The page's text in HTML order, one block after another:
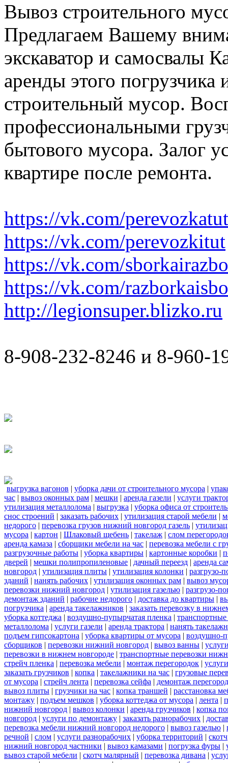
Вывоз строительного
Предлагаем Вашему
экскаватор и самосвалы
аренды этого
строительный мусор.
профессиональными
бытового мусора. Залог
квартире после ремонта.
https://vk.com/perevozkatut
https://vk.com/perevozkitut
https://vk.com/
https://vk.com/
http://legionsuper.blizko.ru
8-908-232-8246 и 8-960-
выгрузка вагонов | уборка дачи от строительного мусора |
час | вывоз оконных рам | мешки | аренда газели | услуги
утилизация металлолома | выгрузка | уборка офиса от
снос строений | заказать рабочих | утилизация старой мебели |
недорого | перевозка грузов нижний новгород газель |
мусора | картон | Шлаковый щебень | такелаж | слом
аренда камаза | сборщики мебели на час | перевозка мебели с
разгрузочные работы | уборка квартиры | картонные коробки |
дверей | мешки полипропиленовые | дачный переезд | аренда
новгород | утилизация плиты | утилизация колонки | разгрузо-
зданий | нанять рабочих | утилизация оконных рам | вывоз
перевозки нижний новгород | утилизация газелью | разгрузо-
демонтаж зданий | рабочие недорого | доставка до квартиры |
погрузчика | аренда такелажников | заказать перевозку в
уборка коттеджа | воздушно-пупырчатая пленка | транспортные
металлолома | услуги газели | аренда трактора | нанять
подъем гипсокартона | уборка квартиры от мусора | воздушно-
сборщиков | перевозки нижний новгород | вывоз ванны |
перевозки в нижнем новгороде | транспортные перевозки
стрейч пленка | перевозка мебели | монтаж перегородок |
заказать грузчиков | копка | такелажники на час | грузовые
от мусора | стрейч лента | перевозка сейфа | демонтаж
вывоз плиты | грузчики на час | копка траншей | расстановка
монтажу | подъем мешков | уборка коттеджа от мусора | лента |
нижний новгород | вывоз колонки | аренда грузчиков | копка
новгород | услуги по демонтажу | заказать разнорабочих |
перевозка мебели нижний новгород недорого | вывоз газелью |
речной | слом | услуги разнорабочих | уборка территорий | скотч
нижний новгород частники | вывоз камазами | погрузка фуры |
вывоз старой мебели | скотч малярный | перевозка дивана |